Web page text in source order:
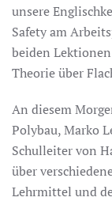
unsere
Safety am
beiden
Theorie über
An diesem
Polybau, Marko
Schulleiter von
über
Lehrmittel und